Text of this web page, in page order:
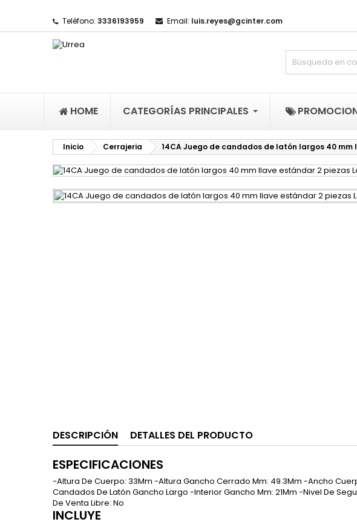
Teléfono: 3336193959 Email: luis.reyes@gcinter.com
HOME CATEGORÍAS PRINCIPALES
Inicio Cerrajeria 14CA Juego de candados de latón largos 40 mm
DESCRIPCIÓN DETALLES DEL PRODUCTO
ESPECIFICACIONES
-Altura De Cuerpo: 33Mm -Altura Gancho Cerrado Mm: 49.3Mm -Ancho
Candados De Latón Gancho Largo -Interior Gancho Mm: 21Mm -Nivel De
De Venta Libre: No
INCLUYE
Mi lista de
((title))
((label))
Iniciar sesión
Debe iniciar sesión